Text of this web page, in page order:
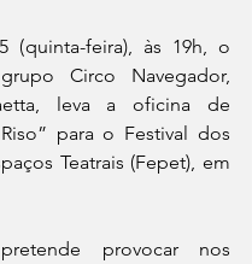
(quinta-feira), às 19h, o
Circo Navegador,
leva a oficina de
para o Festival dos
Teatrais (Fepet), em
provocar nos